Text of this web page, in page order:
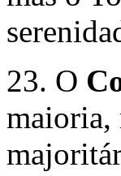
23. O
maioria,